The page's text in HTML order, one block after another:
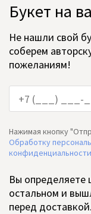
Букет на
Не нашли свой
соберем
пожеланиям!
Нажимая кнопку
Обработку
конфиденциальности
Вы определяете
остальном и
перед доставкой.